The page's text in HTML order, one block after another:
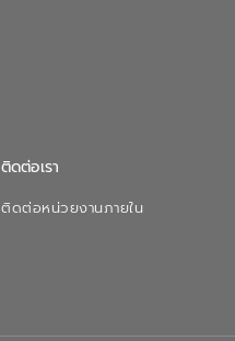
ติดต่อเรา
ติดต่อหน่วยงานภายใน